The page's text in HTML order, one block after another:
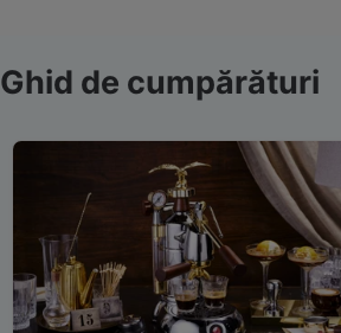
Ghid de cumpărături